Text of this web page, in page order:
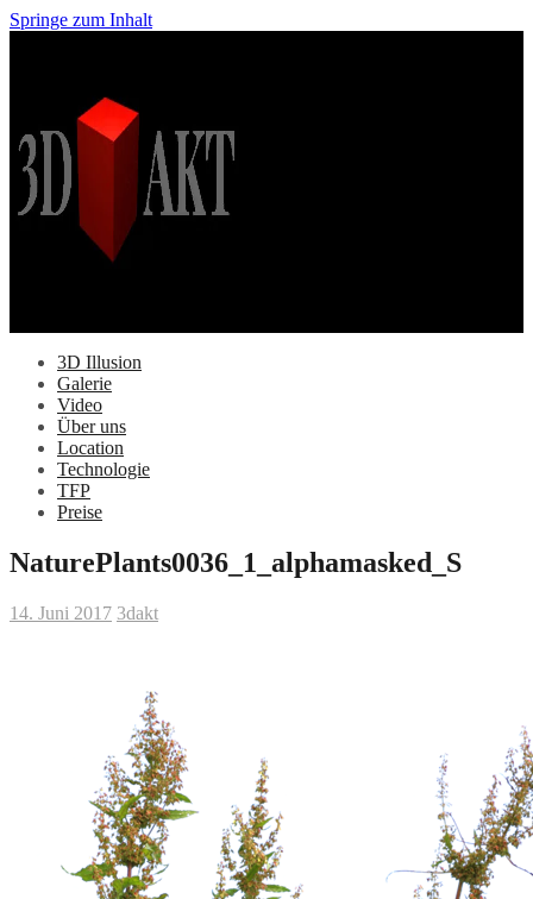
Springe zum Inhalt
3D Illusion
Galerie
Video
Über uns
Location
Technologie
TFP
Preise
NaturePlants0036_1_alphamasked_S
14. Juni 2017 3dakt